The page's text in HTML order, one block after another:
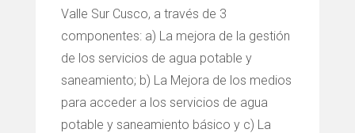
Valle Sur Cusco, a través de 3
componentes: a) La mejora de la gestión
de los servicios de agua potable y
saneamiento; b) La Mejora de los medios
para acceder a los servicios de agua
potable y saneamiento básico y c) La